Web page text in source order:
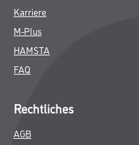
Karriere
M-Plus
HAMSTA
FAQ
Rechtliches
AGB